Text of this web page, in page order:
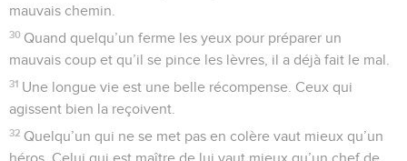
mauvais chemin.
30 Quand quelqu’un ferme les yeux pour préparer un
mauvais coup et qu’il se pince les lèvres, il a déjà fait le mal.
31 Une longue vie est une belle récompense. Ceux qui
agissent bien la reçoivent.
32 Quelqu’un qui ne se met pas en colère vaut mieux qu’un
héros. Celui qui est maître de lui vaut mieux qu’un chef de